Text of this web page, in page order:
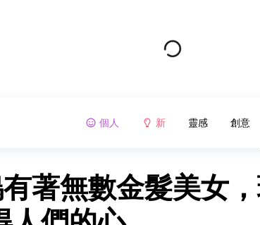
個人 新 靈感 創意
著無數金髮美女